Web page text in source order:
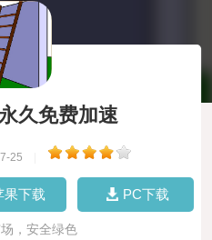
久免费加速
25
果下载 PC下载
，安全绿色